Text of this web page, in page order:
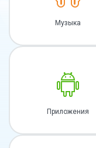
Музыка
Приложения